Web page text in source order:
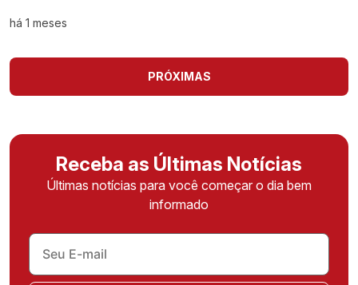
há 1 meses
PRÓXIMAS
Receba as Últimas Notícias
Últimas notícias para você começar o dia bem
informado